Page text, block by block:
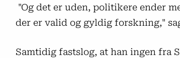
"Og det er uden, politikere ender
der er valid og gyldig forskning,"
Samtidig fastslog, at han ingen fra